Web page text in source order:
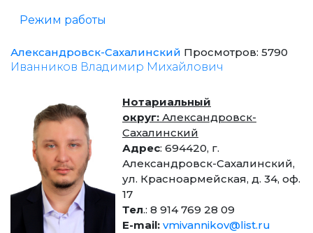
Режим работы
Александровск-Сахалинский Просмотров: 5790
Иванников Владимир Михайлович
Нотариальный
округ: Александровск-
Сахалинский
Адрес: 694420, г.
Александровск-Сахалинский,
ул. Красноармейская, д. 34, оф.
17
Тел.: 8 914 769 28 09
Е-mail: vmivannikov@list.ru